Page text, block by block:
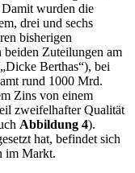
wurden die
drei und sechs
bisherigen
Zuteilungen am
Berthas“), bei
rund 1000 Mrd.
Zins von einem
zweifelhafter Qualität
Abbildung 4).
hat, befindet sich
im Markt.